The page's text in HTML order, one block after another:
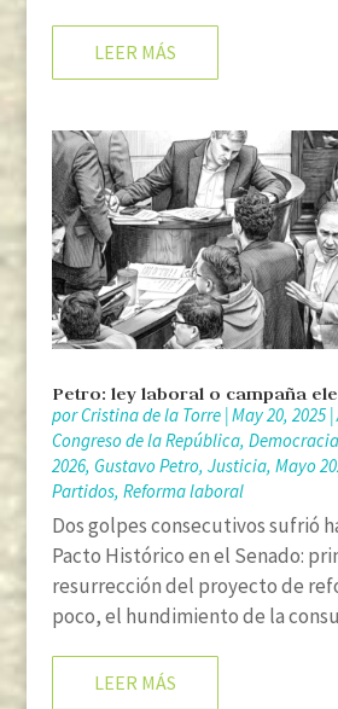
LEER MÁS
Petro: ley laboral o campaña
porCristina de la Torre| May 20, 2025|
Congreso de la República,
2026, Gustavo Petro, Justicia, Mayo
Partidos, Reforma laboral
Dos golpes consecutivos sufrió
Pacto Histórico en el Senado:
resurrección del proyecto de
poco, el hundimiento de la
LEER MÁS